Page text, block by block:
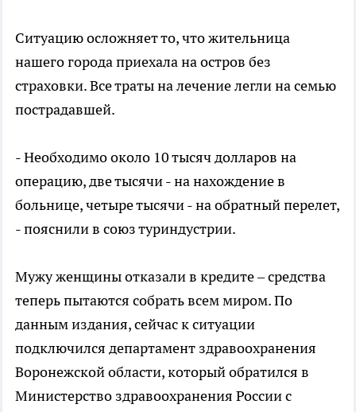
Ситуацию осложняет то, что жительница
нашего города приехала на остров без
страховки. Все траты на лечение легли на семью
пострадавшей.
- Необходимо около 10 тысяч долларов на
операцию, две тысячи - на нахождение в
больнице, четыре тысячи - на обратный перелет,
- пояснили в союз туриндустрии.
Мужу женщины отказали в кредите – средства
теперь пытаются собрать всем миром. По
данным издания, сейчас к ситуации
подключился департамент здравоохранения
Воронежской области, который обратился в
Министерство здравоохранения России с